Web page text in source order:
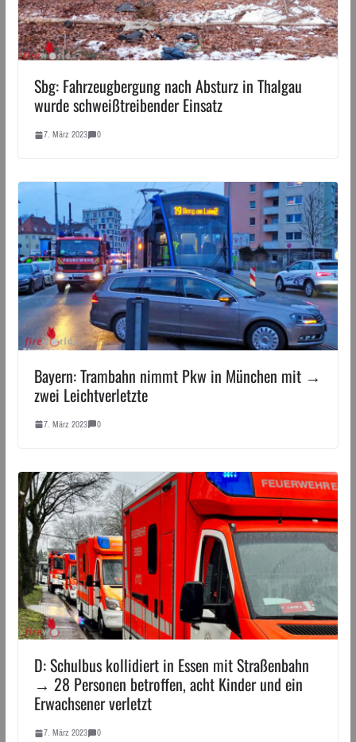
Sbg: Fahrzeugbergung nach Absturz in Thalgau
wurde schweißtreibender Einsatz
7. März 2023 0
Bayern: Trambahn nimmt Pkw in München mit →
zwei Leichtverletzte
7. März 2023 0
D: Schulbus kollidiert in Essen mit Straßenbahn
→ 28 Personen betroffen, acht Kinder und ein
Erwachsener verletzt
7. März 2023 0